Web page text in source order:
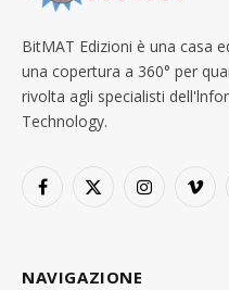
BitMAT Edizioni è una casa
una copertura a 360° per
rivolta agli specialisti
Technology.
Facebook
X
InstagramVimeo
NAVIGAZIONE